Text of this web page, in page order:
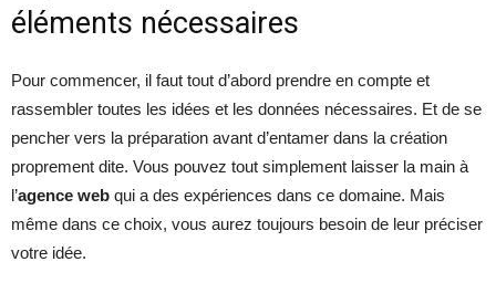
éléments nécessaires
Pour commencer, il faut tout d’abord prendre en compte et
rassembler toutes les idées et les données nécessaires. Et de se
pencher vers la préparation avant d’entamer dans la création
proprement dite. Vous pouvez tout simplement laisser la main à
l’agence web qui a des expériences dans ce domaine. Mais
même dans ce choix, vous aurez toujours besoin de leur préciser
votre idée.